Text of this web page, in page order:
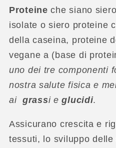
Proteine che siano
isolate o siero proteine
della caseina, proteine
vegane a (base di
uno dei tre componenti
nostra salute fisica e
ai grassi eglucidi.
Assicurano crescita e
tessuti, lo sviluppo